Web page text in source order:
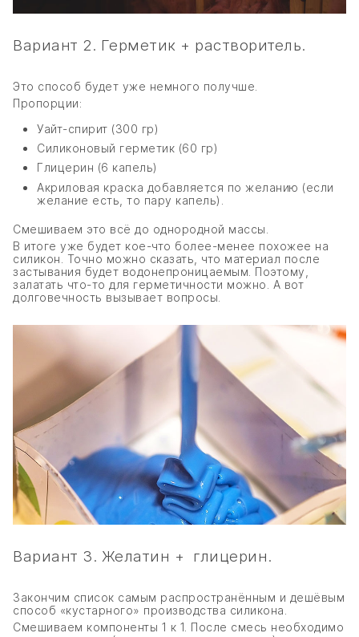
Вариант 2. Герметик + растворитель.
Это способ будет уже немного получше.
Пропорции:
Уайт-спирит (300 гр)
Силиконовый герметик (60 гр)
Глицерин (6 капель)
Акриловая краска добавляется по желанию (если
желание есть, то пару капель).
Смешиваем это всё до однородной массы.
В итоге уже будет кое-что более-менее похожее на
силикон. Точно можно сказать, что материал после
застывания будет водонепроницаемым. Поэтому,
залатать что-то для герметичности можно. А вот
долговечность вызывает вопросы.
Вариант 3. Желатин + глицерин.
Закончим список самым распространённым и дешёвым
способ «кустарного» производства силикона.
Смешиваем компоненты 1 к 1. После смесь необходимо